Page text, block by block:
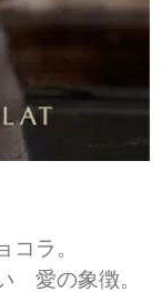
ラ。
愛の象徴。